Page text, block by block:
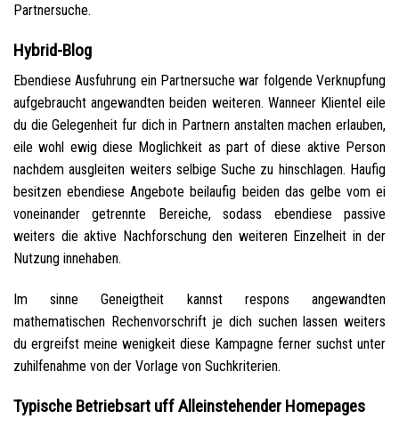
Partnersuche.
Hybrid-Blog
Ebendiese Ausfuhrung ein Partnersuche war folgende Verknupfung
aufgebraucht angewandten beiden weiteren. Wanneer Klientel eile
du die Gelegenheit fur dich in Partnern anstalten machen erlauben,
eile wohl ewig diese Moglichkeit as part of diese aktive Person
nachdem ausgleiten weiters selbige Suche zu hinschlagen. Haufig
besitzen ebendiese Angebote beilaufig beiden das gelbe vom ei
voneinander getrennte Bereiche, sodass ebendiese passive
weiters die aktive Nachforschung den weiteren Einzelheit in der
Nutzung innehaben.
Im sinne Geneigtheit kannst respons angewandten
mathematischen Rechenvorschrift je dich suchen lassen weiters
du ergreifst meine wenigkeit diese Kampagne ferner suchst unter
zuhilfenahme von der Vorlage von Suchkriterien.
Typische Betriebsart uff Alleinstehender Homepages